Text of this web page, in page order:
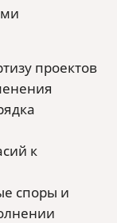
проектов
к
споры и